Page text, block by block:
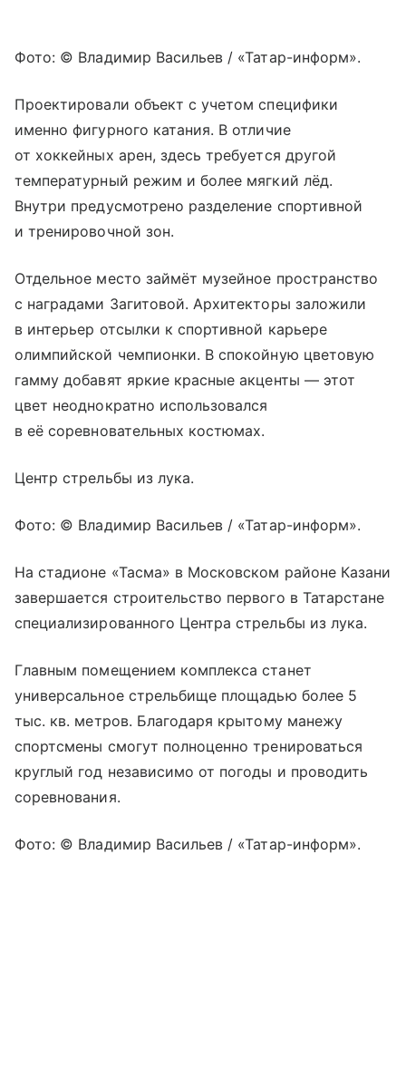
Фото: © Владимир Васильев / «Татар-информ».
Проектировали объект с учетом специфики
именно фигурного катания. В отличие
от хоккейных арен, здесь требуется другой
температурный режим и более мягкий лёд.
Внутри предусмотрено разделение спортивной
и тренировочной зон.
Отдельное место займёт музейное пространство
с наградами Загитовой. Архитекторы заложили
в интерьер отсылки к спортивной карьере
олимпийской чемпионки. В спокойную цветовую
гамму добавят яркие красные акценты — этот
цвет неоднократно использовался
в её соревновательных костюмах.
Центр стрельбы из лука.
Фото: © Владимир Васильев / «Татар-информ».
На стадионе «Тасма» в Московском районе Казани
завершается строительство первого в Татарстане
специализированного Центра стрельбы из лука.
Главным помещением комплекса станет
универсальное стрельбище площадью более 5
тыс. кв. метров. Благодаря крытому манежу
спортсмены смогут полноценно тренироваться
круглый год независимо от погоды и проводить
соревнования.
Фото: © Владимир Васильев / «Татар-информ».